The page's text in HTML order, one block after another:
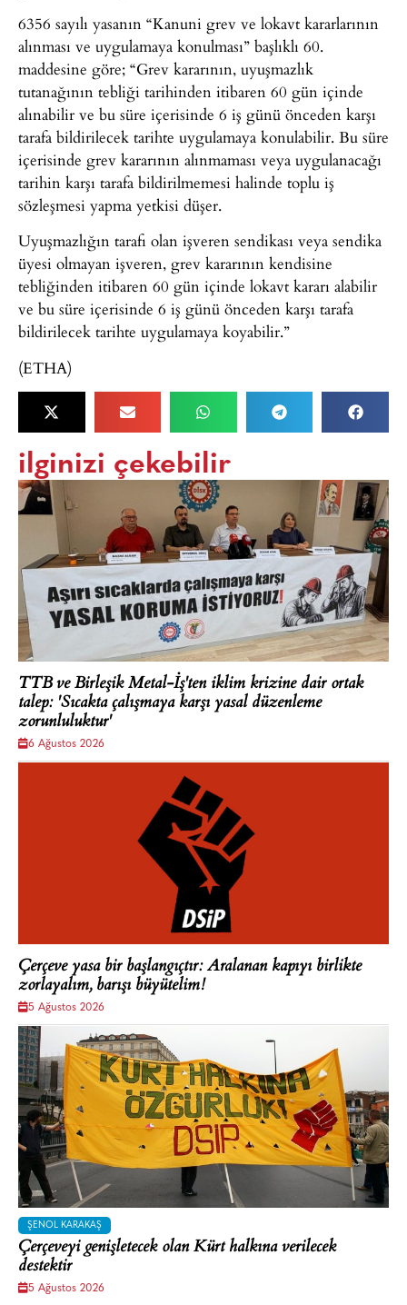
6356 sayılı yasanın “Kanuni grev ve lokavt kararlarının
alınması ve uygulamaya konulması” başlıklı 60.
maddesine göre; “Grev kararının, uyuşmazlık
tutanağının tebliği tarihinden itibaren 60 gün içinde
alınabilir ve bu süre içerisinde 6 iş günü önceden karşı
tarafa bildirilecek tarihte uygulamaya konulabilir. Bu süre
içerisinde grev kararının alınmaması veya uygulanacağı
tarihin karşı tarafa bildirilmemesi halinde toplu iş
sözleşmesi yapma yetkisi düşer.
Uyuşmazlığın tarafı olan işveren sendikası veya sendika
üyesi olmayan işveren, grev kararının kendisine
tebliğinden itibaren 60 gün içinde lokavt kararı alabilir
ve bu süre içerisinde 6 iş günü önceden karşı tarafa
bildirilecek tarihte uygulamaya koyabilir.”
(ETHA)
ilginizi çekebilir
TTB ve Birleşik Metal-İş'ten iklim krizine dair ortak
talep: 'Sıcakta çalışmaya karşı yasal düzenleme
zorunluluktur'
6 Ağustos 2026
Çerçeve yasa bir başlangıçtır: Aralanan kapıyı birlikte
zorlayalım, barışı büyütelim!
5 Ağustos 2026
ŞENOL KARAKAŞ
Çerçeveyi genişletecek olan Kürt halkına verilecek
destektir
5 Ağustos 2026